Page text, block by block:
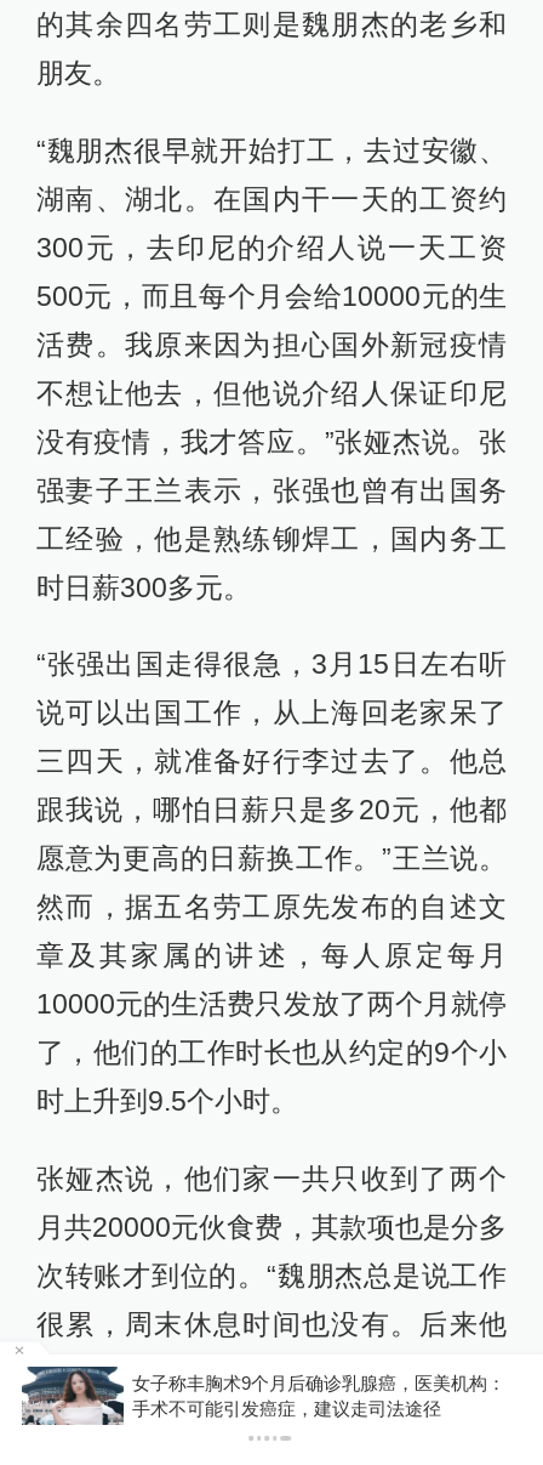
的其余四名劳工则是魏朋杰的老乡和
朋友。
“魏朋杰很早就开始打工，去过安徽、
湖南、湖北。在国内干一天的工资约
300元，去印尼的介绍人说一天工资
500元，而且每个月会给10000元的生
活费。我原来因为担心国外新冠疫情
不想让他去，但他说介绍人保证印尼
没有疫情，我才答应。”张娅杰说。张
强妻子王兰表示，张强也曾有出国务
工经验，他是熟练铆焊工，国内务工
时日薪300多元。
“张强出国走得很急，3月15日左右听
说可以出国工作，从上海回老家呆了
三四天，就准备好行李过去了。他总
跟我说，哪怕日薪只是多20元，他都
愿意为更高的日薪换工作。”王兰说。
然而，据五名劳工原先发布的自述文
章及其家属的讲述，每人原定每月
10000元的生活费只发放了两个月就停
了，他们的工作时长也从约定的9个小
时上升到9.5个小时。
张娅杰说，他们家一共只收到了两个
月共20000元伙食费，其款项也是分多
次转账才到位的。“魏朋杰总是说工作
很累，周末休息时间也没有。后来他
们听说了很多中国工人回国难的事
情，还听说有工人受工伤却无法及时
你有权知道更多
下载澎湃新闻客户端
下载APP